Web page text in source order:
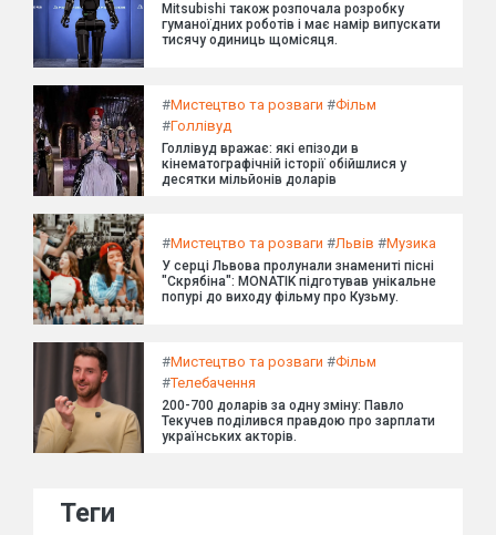
Mitsubishi також розпочала розробку
гуманоїдних роботів і має намір випускати
тисячу одиниць щомісяця.
#Мистецтво та розваги #Фільм
#Голлівуд
Голлівуд вражає: які епізоди в
кінематографічній історії обійшлися у
десятки мільйонів доларів
#Мистецтво та розваги #Львів #Музика
У серці Львова пролунали знамениті пісні
"Скрябіна": MONATIK підготував унікальне
попурі до виходу фільму про Кузьму.
#Мистецтво та розваги #Фільм
#Телебачення
200-700 доларів за одну зміну: Павло
Текучев поділився правдою про зарплати
українських акторів.
Теги